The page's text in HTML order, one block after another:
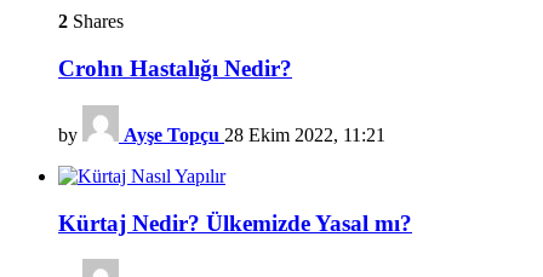
2 Shares
Crohn Hastalığı Nedir?
by Ayşe Topçu 28 Ekim 2022, 11:21
Kürtaj Nedir? Ülkemizde Yasal mı?